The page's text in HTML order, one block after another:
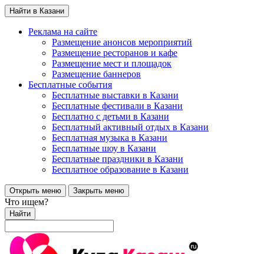
Найти в Казани
Реклама на сайте
Размещение анонсов мероприятий
Размещение ресторанов и кафе
Размещение мест и площадок
Размещение баннеров
Бесплатные события
Бесплатные выставки в Казани
Бесплатные фестивали в Казани
Бесплатно с детьми в Казани
Бесплатный активный отдых в Казани
Бесплатная музыка в Казани
Бесплатные шоу в Казани
Бесплатные праздники в Казани
Бесплатное образование в Казани
Открыть меню Закрыть меню
Что ищем?
Найти